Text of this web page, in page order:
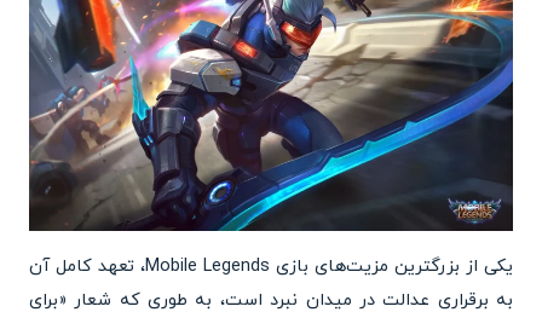
یکی از بزرگترین مزیت‌های بازی Mobile Legends، تعهد کامل آن
به برقراری عدالت در میدان نبرد است، به طوری که شعار «برای